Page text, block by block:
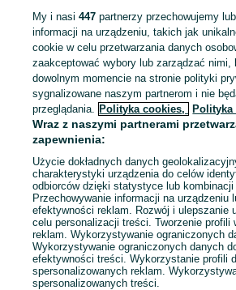
Popularne wyszukiwania
My i nasi447 partnerzy przechowujemy
informacji na urządzeniu, takich jak
cookie w celu przetwarzania danych
zaakceptować wybory lub zarządzać nimi,
dowolnym momencie na stronie polityki
sygnalizowane naszym partnerom i nie
przeglądania. Polityka cookies, Polityka
Wraz z naszymi partnerami
zapewnienia:
Użycie dokładnych danych
charakterystyki urządzenia do celów
odbiorców dzięki statystyce lub kombinacji
Przechowywanie informacji na urządzeniu
efektywności reklam. Rozwój i ulepszanie
celu personalizacji treści. Tworzenie profili
reklam. Wykorzystywanie ograniczonych
Wykorzystywanie ograniczonych danych
efektywności treści. Wykorzystanie profili
spersonalizowanych reklam.
spersonalizowanych treści.